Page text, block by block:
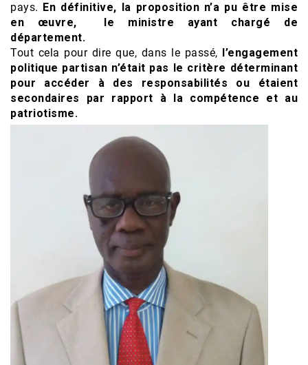
pays. En définitive, la proposition n’a pu être mise
en œuvre, le ministre ayant chargé de
département.
Tout cela pour dire que, dans le passé,
l’engagement
politique partisan n’était pas le critère déterminant
pour accéder à des responsabilités ou étaient
secondaires par rapport à la compétence et au
patriotisme.